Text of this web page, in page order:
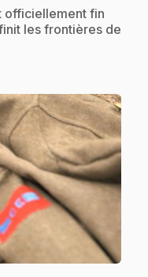
officiellement fin
les frontières de